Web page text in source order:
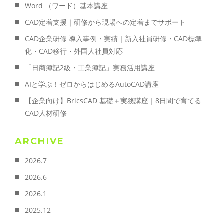
Word （ワード）基本講座
CAD定着支援｜研修から現場への定着までサポート
CAD企業研修 導入事例・実績｜新入社員研修・CAD標準
化・CAD移行・外国人社員対応
「日商簿記2級・工業簿記」実務活用講座
AIと学ぶ！ゼロからはじめるAutoCAD講座
【企業向け】BricsCAD 基礎＋実務講座｜8日間で育てる
CAD人材研修
ARCHIVE
2026.7
2026.6
2026.1
2025.12